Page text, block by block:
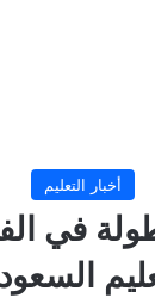
أخبار التعليم
في